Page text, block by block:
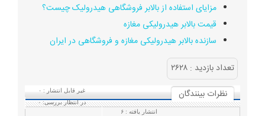
مزایای استفاده از بالابر فروشگاهی هیدرولیک چیست؟
قیمت بالابر هیدرولیکی مغازه
سازنده بالابر هیدرولیکی مغازه و فروشگاهی در ایران
تعداد بازديد : ۲۶۲۸
نظرات بينندگان
غیر قابل انتشار : ۰
در انتظار بررسی:۰
انتشار یافته :۶